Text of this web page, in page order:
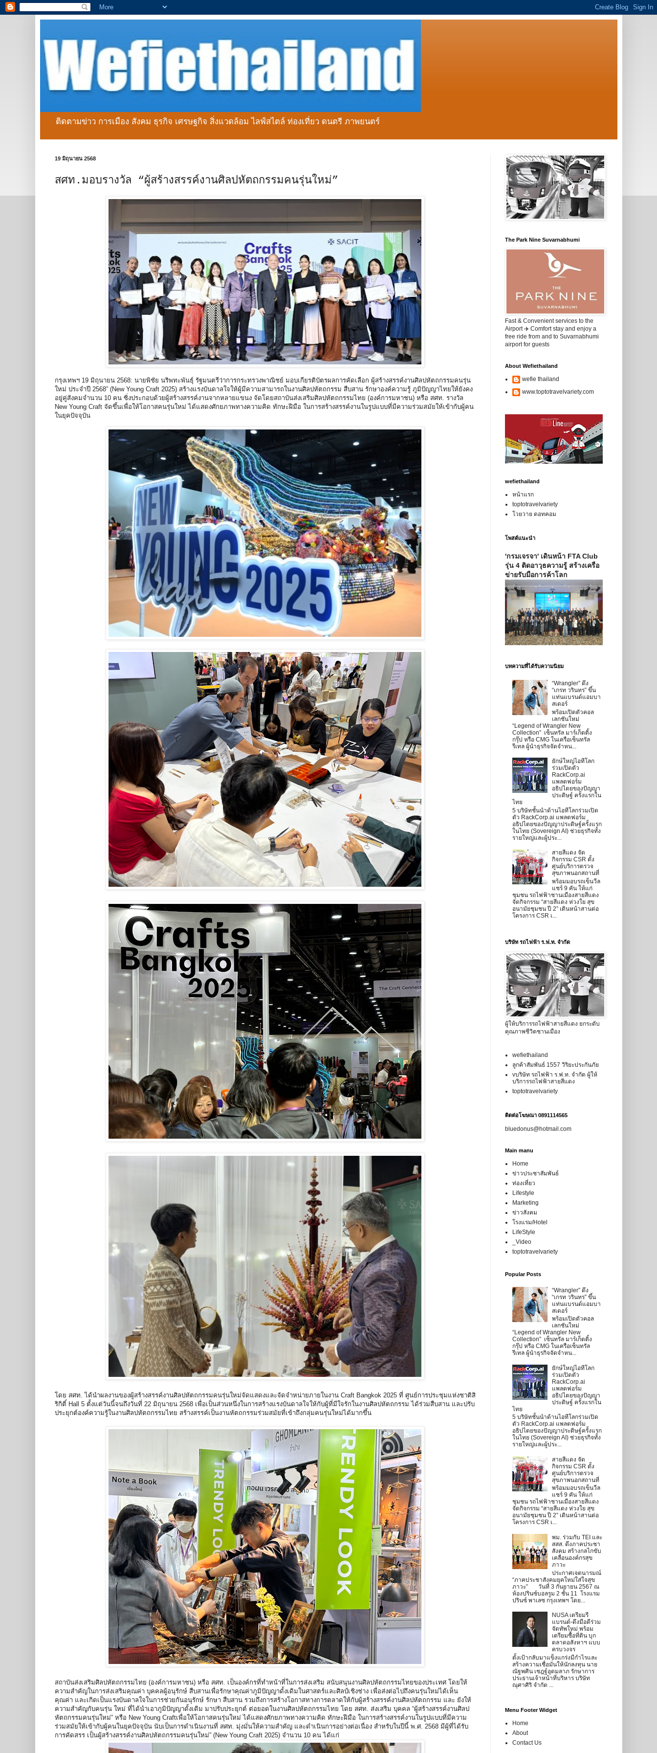
ติดตามข่าว การเมือง สังคม ธุรกิจ เศรษฐกิจ สิ่งแวดล้อม ไลฟ์สไตล์ ท่องเที่ยว ดนตรี ภาพยนตร์
19 มิถุนายน 2568
สศท.มอบรางวัล “ผู้สร้างสรรค์งานศิลปหัตถกรรมคนรุ่นใหม่”
กรุงเทพฯ 19 มิถุนายน 2568: นายพิชัย นริพทะพันธุ์ รัฐมนตรีว่าการกระทรวงพาณิชย์ มอบเกียรติบัตรผลการคัดเลือก ผู้สร้างสรรค์งานศิลปหัตถกรรมคนรุ่น
ใหม่ ประจำปี 2568” (New Young Craft 2025) สร้างแรงบันดาลใจให้ผู้มีความสามารถในงานศิลปหัตถกรรม สืบสาน รักษาองค์ความรู้ ภูมิปัญญาไทยให้ยังคง
อยู่คู่สังคมจำนวน 10 คน ซิ่งประกอบด้วยผู้สร้างสรรค์งานจากหลายแขนง จัดโดยสถาบันส่งเสริมศิลปหัตถกรรมไทย (องค์การมหาชน) หรือ สศท. รางวัล
New Young Craft จัดขึ้นเพื่อให้โอกาสคนรุ่นใหม่ ได้แสดงศักยภาพทางความคิด ทักษะฝีมือ ในการสร้างสรรค์งานในรูปแบบที่มีความร่วมสมัยให้เข้ากับผู้คน
ในยุคปัจจุบัน
โดย สศท. ได้นำผลงานของผู้สร้างสรรค์งานศิลปหัตถกรรมคนรุ่นใหม่จัดแสดงและจัดจำหน่ายภายในงาน Craft Bangkok 2025 ที่ ศูนย์การประชุมแห่งชาติสิ
ริกิติ์ Hall 5 ตั้งแต่วันนี้จนถึงวันที่ 22 มิถุนายน 2568 เพื่อเป็นส่วนหนึ่งในการสร้างแรงบันดาลใจให้กับผู้ที่มีใจรักในงานศิลปหัตถกรรม ได้ร่วมสืบสาน และปรับ
ประยุกต์องค์ความรู้ในงานศิลปหัตถกรรมไทย สร้างสรรค์เป็นงานหัตถกรรมร่วมสมัยที่เข้าถึงกลุ่มคนรุ่นใหม่ได้มากขึ้น
สถาบันส่งเสริมศิลปหัตถกรรมไทย (องค์การมหาชน) หรือ สศท. เป็นองค์กรที่ทำหน้าที่ในการส่งเสริม สนับสนุนงานศิลปหัตถกรรมไทยของประเทศ โดยให้
ความสําคัญในการส่งเสริมคุณค่า บุคคลผู้อนุรักษ์ สืบสานเพื่อรักษาคุณค่าภูมิปัญญาดั้งเดิมในศาสตร์และศิลป์เชิงช่าง เพื่อส่งต่อไปถึงคนรุ่นใหม่ได้เห็น
คุณค่า และเกิดเป็นแรงบันดาลใจในการช่วยกันอนุรักษ์ รักษา สืบสาน รวมถึงการสร้างโอกาสทางการตลาดให้กับผู้สร้างสรรค์งานศิลปหัตถกรรม และ ยังให้
ความสําคัญกับคนรุ่น ใหม่ ที่ได้นําเอาภูมิปัญญาดั้งเดิม มาปรับประยุกต์ ต่อยอดในงานศิลปหัตถกรรมไทย โดย สศท. ส่งเสริม บุคคล “ผู้สร้างสรรค์งานศิลป
หัตถกรรมคนรุ่นใหม่” หรือ New Young Craftเพื่อให้โอกาสคนรุ่นใหม่ ได้แสดงศักยภาพทางความคิด ทักษะฝีมือ ในการสร้างสรรค์งานในรูปแบบที่มีความ
ร่วมสมัยให้เข้ากับผู้คนในยุคปัจจุบัน นับเป็นการดําเนินงานที่ สศท. มุ่งมั่นให้ความสําคัญ และดําเนินการอย่างต่อเนื่อง สำหรับในปีนี้ พ.ศ. 2568 มีผู้ที่ได้รับ
การคัดสรร เป็นผู้สร้างสรรค์งานศิลปหัตถกรรมคนรุ่นใหม่” (New Young Craft 2025) จำนวน 10 คน ได้แก่
The Park Nine Suvarnabhumi
Fast & Convenient services to the
Airport ✈️ Comfort stay and enjoy a
free ride from and to Suvarnabhumi
airport for guests
About Wefiethailand
wefie thailand
www.toptotravelvariety.com
wefiethailand
หน้าแรก
toptotravelvariety
โวยวาย ดอทคอม
โพสต์แนะนำ
'กรมเจรจา' เดินหน้า FTA Club
รุ่น 4 ติดอาวุธความรู้ สร้างเครือ
ข่ายรับมือการค้าโลก
บทความที่ได้รับความนิยม
“Wrangler” ดึง
“เกรท วรินทร” ขึ้น
แท่นแบรนด์แอมบา
สเดอร์
พร้อมเปิดตัวคอล
เลกชันใหม่
“Legend of Wrangler New
Collection” เซ็นทรัล มาร์เก็ตติ้ง
กรุ๊ป หรือ CMG ในเครือเซ็นทรัล
รีเทล ผู้นำธุรกิจจัดจำหน...
ยักษ์ใหญ่ไอทีโลก
ร่วมเปิดตัว
RackCorp.ai
แพลตฟอร์ม
อธิปไตยของปัญญา
ประดิษฐ์ ครั้งแรกใน
ไทย
5 บริษัทชั้นนำด้านไอทีโลกร่วมเปิด
ตัว RackCorp.ai แพลตฟอร์ม
อธิปไตยของปัญญาประดิษฐ์ครั้งแรก
ในไทย (Sovereign AI) ช่วยธุรกิจทั้ง
รายใหญ่และผู้ประ...
สายสีแดง จัด
กิจกรรม CSR ตั้ง
ศูนย์บริการตรวจ
สุขภาพนอกสถานที่
พร้อมมอบรถเข็นวีล
แชร์ 9 คัน ให้แก่
ชุมชน รถไฟฟ้าชานเมืองสายสีแดง
จัดกิจกรรม “สายสีแดง ห่วงใย สุข
อนามัยชุมชน ปี 2” เดินหน้าสานต่อ
โครงการ CSR เ...
บริษัท รถไฟฟ้า ร.ฟ.ท. จำกัด
ผู้ให้บริการรถไฟฟ้าสายสีแดง ยกระดับ
คุณภาพชีวิตชานเมือง
wefiethailand
ลูกค้าสัมพันธ์ 1557 วิริยะประกันภัย
vบริษัท รถไฟฟ้า ร.ฟ.ท. จำกัด ผู้ให้
บริการรถไฟฟ้าสายสีแดง
toptotravelvariety
ติดต่อโฆษณา 0891114565
bluedonus@hotmail.com
Main manu
Home
ข่าวประชาสัมพันธ์
ท่องเที่ยว
Lifestyle
Marketing
ข่าวสังคม
โรงแรม/Hotel
LifeStyle
_Video
toptotravelvariety
Popular Posts
“Wrangler” ดึง
“เกรท วรินทร” ขึ้น
แท่นแบรนด์แอมบา
สเดอร์
พร้อมเปิดตัวคอล
เลกชันใหม่
“Legend of Wrangler New
Collection” เซ็นทรัล มาร์เก็ตติ้ง
กรุ๊ป หรือ CMG ในเครือเซ็นทรัล
รีเทล ผู้นำธุรกิจจัดจำหน...
ยักษ์ใหญ่ไอทีโลก
ร่วมเปิดตัว
RackCorp.ai
แพลตฟอร์ม
อธิปไตยของปัญญา
ประดิษฐ์ ครั้งแรกใน
ไทย
5 บริษัทชั้นนำด้านไอทีโลกร่วมเปิด
ตัว RackCorp.ai แพลตฟอร์ม
อธิปไตยของปัญญาประดิษฐ์ครั้งแรก
ในไทย (Sovereign AI) ช่วยธุรกิจทั้ง
รายใหญ่และผู้ประ...
สายสีแดง จัด
กิจกรรม CSR ตั้ง
ศูนย์บริการตรวจ
สุขภาพนอกสถานที่
พร้อมมอบรถเข็นวีล
แชร์ 9 คัน ให้แก่
ชุมชน รถไฟฟ้าชานเมืองสายสีแดง
จัดกิจกรรม “สายสีแดง ห่วงใย สุข
อนามัยชุมชน ปี 2” เดินหน้าสานต่อ
โครงการ CSR เ...
พม. ร่วมกับ TEI และ
สสส. ดึงภาคประชา
สังคม สร้างกลไกขับ
เคลื่อนองค์กรสุข
ภาวะ
ประกาศเจตนารมณ์
“ภาคประชาสังคมยุคใหม่ใส่ใจสุข
ภาวะ” วันที่ 3 กันยายน 2567 ณ
ห้องปรินซ์บอลรูม 2 ชั้น 11 โรงแรม
ปรินซ์ พาเลซ กรุงเทพฯ โดย...
NUSA เตรียมรี
แบรนด์-ดึงมือดีร่วม
จัดทัพใหม่ พร้อม
เตรียมซื้อที่ดิน บุก
ตลาดอสังหาฯ แบบ
ครบวงจร
ตั้งเป้ากลับมาแข็งแกร่งมีกำไรและ
สร้างความเชื่อมั่นให้นักลงทุน นาย
ณัฐพศิน เชฎฐ์อุดมลาภ รักษาการ
ประธานเจ้าหน้าที่บริหาร บริษัท
ณุศาศิริ จำกัด ...
Menu Footer Widget
Home
About
Contact Us